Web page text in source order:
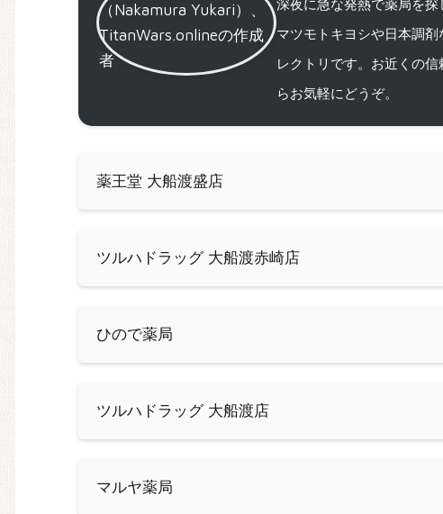
マツモトキヨシや日本調
レクトリです。お近くの
らお気軽にどうぞ。
薬王堂 大船渡盛店
ツルハドラッグ 大船渡赤崎店
ひので薬局
ツルハドラッグ 大船渡店
マルヤ薬局